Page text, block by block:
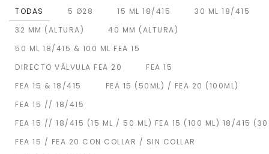
TODAS 5 Ø28 15 ML 18/415
30 ML 18/415
32 MM (ALTURA)
40 MM (ALTURA)
50 ML 18/415 & 100 ML FEA 15
DIRECTO VÁLVULA FEA 20
FEA 15
FEA 15 & 18/415
FEA 15 (50ML) / FEA 20 (100ML)
FEA 15 // 18/415
FEA 15 // 18/415 (15 ML / 50 ML) FEA 15 (100 ML) 18/415
FEA 15 / FEA 20 CON COLLAR / SIN COLLAR